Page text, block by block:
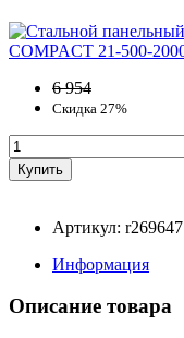
6 954
Скидка 27%
Артикул: r269647
Информация
Описание товара